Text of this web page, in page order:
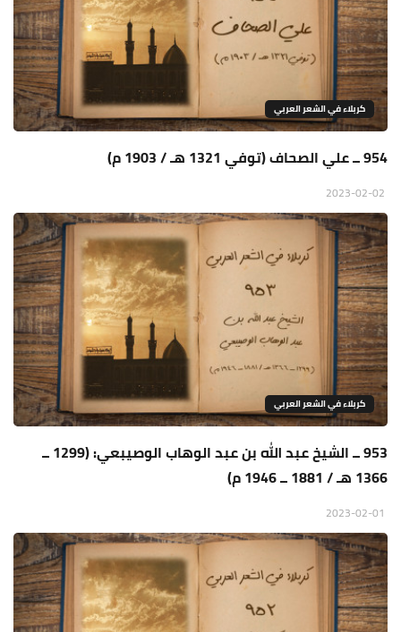
كربلاء في الشعر العربي
954 ــ علي الصحاف (توفي 1321 هـ / 1903 م)
كربلاء في الشعر العربي
953 ــ الشيخ عبد الله بن عبد الوهاب الوصيبعي: (1299 ــ
1366 هـ / 1881 ــ 1946 م)